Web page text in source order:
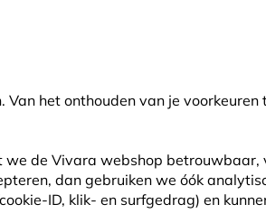
het onthouden van je voorkeuren
de Vivara webshop betrouwbaar,
dan gebruiken we óók
ID, klik- en surfgedrag) en
PLANTEN